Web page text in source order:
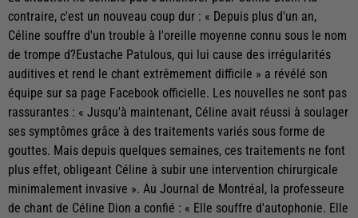
contraire, c'est un nouveau coup dur : « Depuis plus d'un an,
Céline souffre d'un trouble à l'oreille moyenne connu sous le nom
de trompe d?Eustache Patulous, qui lui cause des irrégularités
auditives et rend le chant extrêmement difficile » a révélé son
équipe sur sa page Facebook officielle. Les nouvelles ne sont pas
rassurantes : « Jusqu'à maintenant, Céline avait réussi à soulager
ses symptômes grâce à des traitements variés sous forme de
gouttes. Mais depuis quelques semaines, ces traitements ne font
plus effet, obligeant Céline à subir une intervention chirurgicale
minimalement invasive ». Au Journal de Montréal, la professeure
de chant de Céline Dion a confié : « Elle souffre d'autophonie. Elle